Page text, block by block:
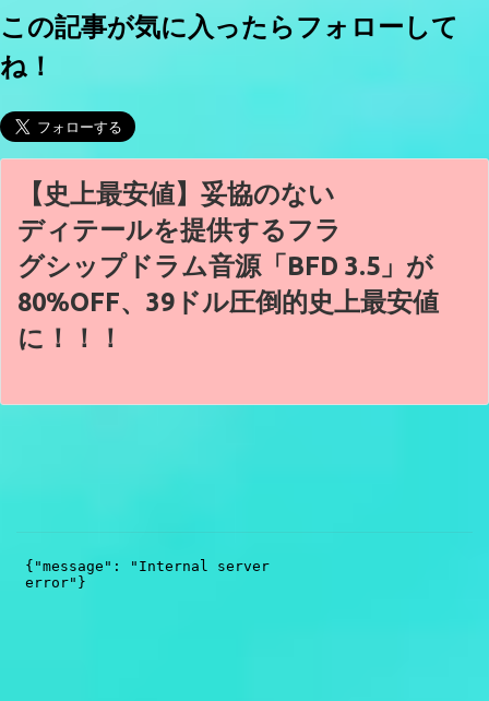
この記事が気に入ったらフォローして
ね！
【史上最安値】妥協のない
ディテールを提供するフラ
グシップドラム音源「BFD 3.5」が
80%OFF、39ドル圧倒的史上最安値
に！！！